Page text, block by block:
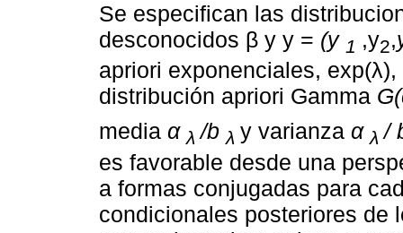
Se especifican las
desconocidos β y y = (y 1 ,y2,
apriori exponenciales,
distribución apriori Gamma
media α λ /b λ y varianza α λ /
es favorable desde una
a formas conjugadas para
condicionales posteriores de